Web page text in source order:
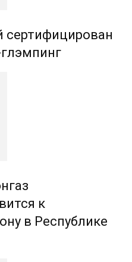
сертифицирован
к
в Республике